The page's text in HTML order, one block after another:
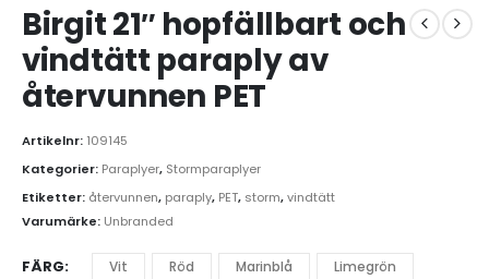
Birgit 21″ hopfällbart och
vindtätt paraply av
återvunnen PET
Artikelnr: 109145
Kategorier: Paraplyer, Stormparaplyer
Etiketter: återvunnen, paraply, PET, storm,vindtätt
Varumärke: Unbranded
FÄRG Vit Röd Marinblå
Limegrön